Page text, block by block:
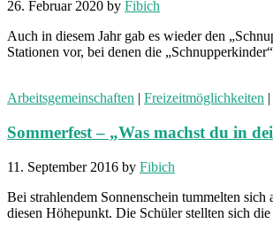
26. Februar 2020 by Fibich
Auch in diesem Jahr gab es wieder den
Stationen vor, bei denen die
Arbeitsgemeinschaften | Freizeitmöglichkeiten |
Sommerfest – „Was machst du in
11. September 2016 by Fibich
Bei strahlendem Sonnenschein tummelten
diesen Höhepunkt. Die Schüler stellten sich